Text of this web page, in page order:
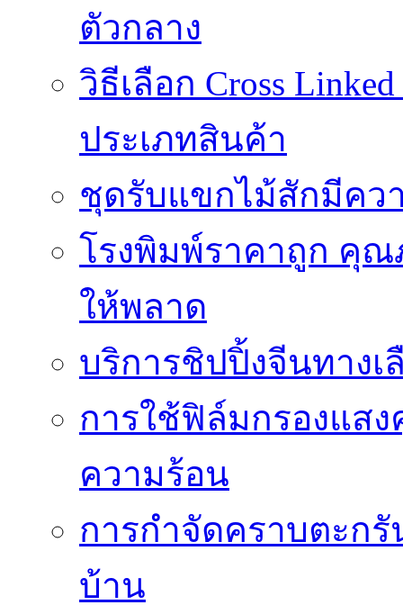
ตัวกลาง
วิธีเลือก Cross
ประเภทสินค้า
ชุดรับแขกไม้สักมีคว
โรงพิมพ์ราคาถูก คุณ
ให้พลาด
บริการชิปปิ้งจีนทาง
การใช้ฟิล์มกรองแส
ความร้อน
การกำจัดคราบตะก
บ้าน